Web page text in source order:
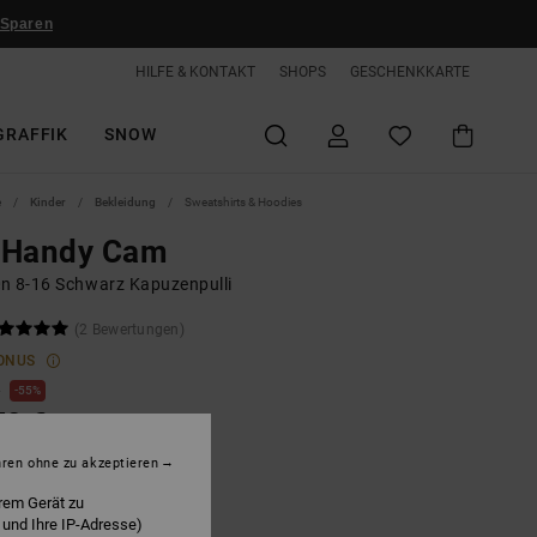
HILFE & KONTAKT SHOPS GESCHENKKARTE
SNOW
Kinder Bekleidung Sweatshirts & Hoodies
Cam
8-16 Schwarz Kapuzenpulli
(2 Bewertungen)
55%
€
Gerät zu
Ihre IP-Adresse)
ohne zu akzeptieren